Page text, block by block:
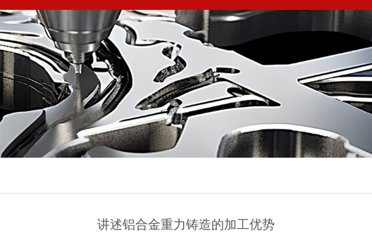
讲述铝合金重力铸造的加工优势